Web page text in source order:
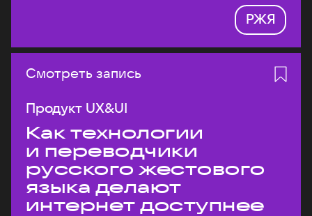
РЖЯ
Смотреть запись
Продукт UX&UI
Как технологии
и переводчики
русского жестового
языка делают
интернет доступнее